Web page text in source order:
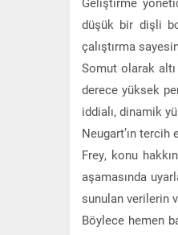
düşük bir dişli
çalıştırma
Somut olarak
derece yüksek
iddialı, dinamik
Neugart’ın
Frey, konu
aşamasında
sunulan verilerin
Böylece hemen